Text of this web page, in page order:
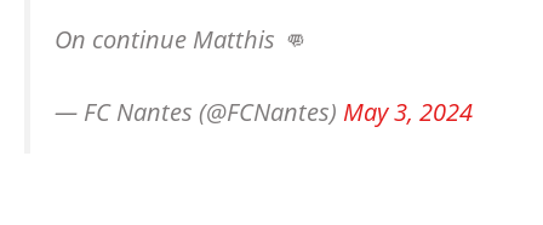
On continue Matthis 👊
— FC Nantes (@FCNantes) May 3, 2024